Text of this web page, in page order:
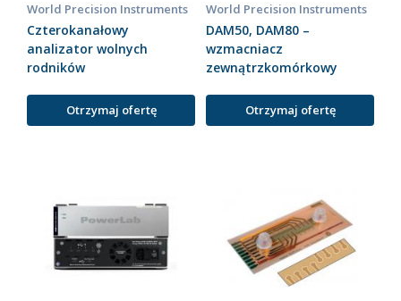
World Precision Instruments
Czterokanałowy
analizator wolnych
rodników
Otrzymaj ofertę
World Precision Instruments
DAM50, DAM80 –
wzmacniacz
zewnątrzkomórkowy
Otrzymaj ofertę